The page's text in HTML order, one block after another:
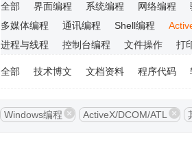
全部 界面编程 系统编程 网络编程
多媒体编程
通讯编程 Shell编程
进程与线程
控制台编程 文件操作 打
全部 技术博文 文档资料 程序代码
Windows编程 ActiveX/DCOM/ATL